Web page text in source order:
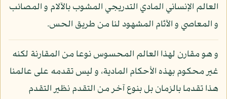
العالم الإنساني المادي التدريجي المشوب بالآلام و المصائب
و المعاصي و الآثام المشهود لنا من طريق الحس.
و هو مقارن لهذا العالم المحسوس نوعا من المقارنة لكنه
غير محكوم بهذه الأحكام المادية، و ليس تقدمه على عالمنا
هذا تقدما بالزمان بل بنوع آخر من التقدم نظير التقدم